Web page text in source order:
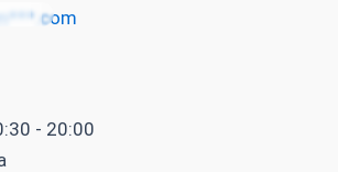
- 20:00